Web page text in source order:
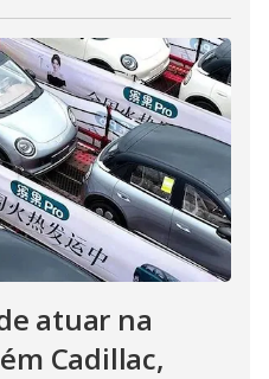
atuar na
Cadillac,